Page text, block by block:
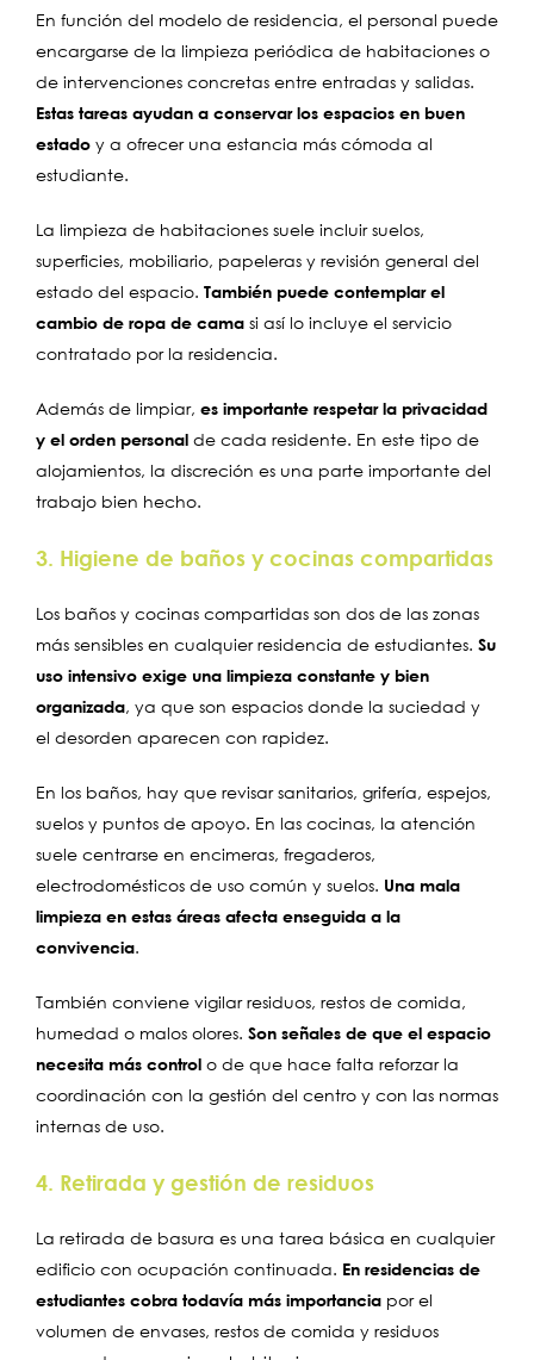
En función del modelo de residencia, el personal puede
encargarse de la limpieza periódica de habitaciones o
de intervenciones concretas entre entradas y salidas.
Estas tareas ayudan a conservar los espacios en buen
estado y a ofrecer una estancia más cómoda al
estudiante.
La limpieza de habitaciones suele incluir suelos,
superficies, mobiliario, papeleras y revisión general del
estado del espacio. También puede contemplar el
cambio de ropa de cama si así lo incluye el servicio
contratado por la residencia.
Además de limpiar, es importante respetar la privacidad
y el orden personal de cada residente. En este tipo de
alojamientos, la discreción es una parte importante del
trabajo bien hecho.
3. Higiene de baños y cocinas compartidas
Los baños y cocinas compartidas son dos de las zonas
más sensibles en cualquier residencia de estudiantes. Su
uso intensivo exige una limpieza constante y bien
organizada, ya que son espacios donde la suciedad y
el desorden aparecen con rapidez.
En los baños, hay que revisar sanitarios, grifería, espejos,
suelos y puntos de apoyo. En las cocinas, la atención
suele centrarse en encimeras, fregaderos,
electrodomésticos de uso común y suelos. Una mala
limpieza en estas áreas afecta enseguida a la
convivencia.
También conviene vigilar residuos, restos de comida,
humedad o malos olores. Son señales de que el espacio
necesita más control o de que hace falta reforzar la
coordinación con la gestión del centro y con las normas
internas de uso.
4. Retirada y gestión de residuos
La retirada de basura es una tarea básica en cualquier
edificio con ocupación continuada. En residencias de
estudiantes cobra todavía más importancia por el
volumen de envases, restos de comida y residuos